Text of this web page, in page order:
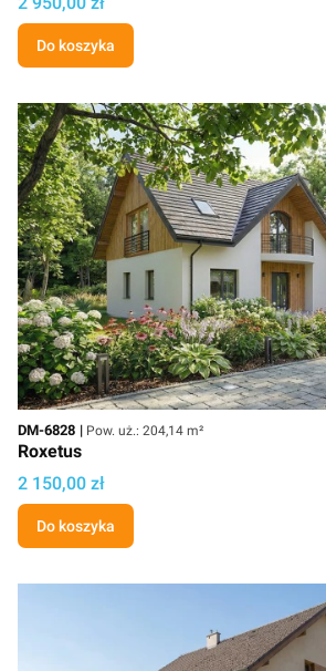
Do koszyka
Kod
DM-6828 Powierzchnia użytkowa
Pow. uż.: 204,14 m²
Roxetus
Cena projektu
2 150,00 zł
Do koszyka